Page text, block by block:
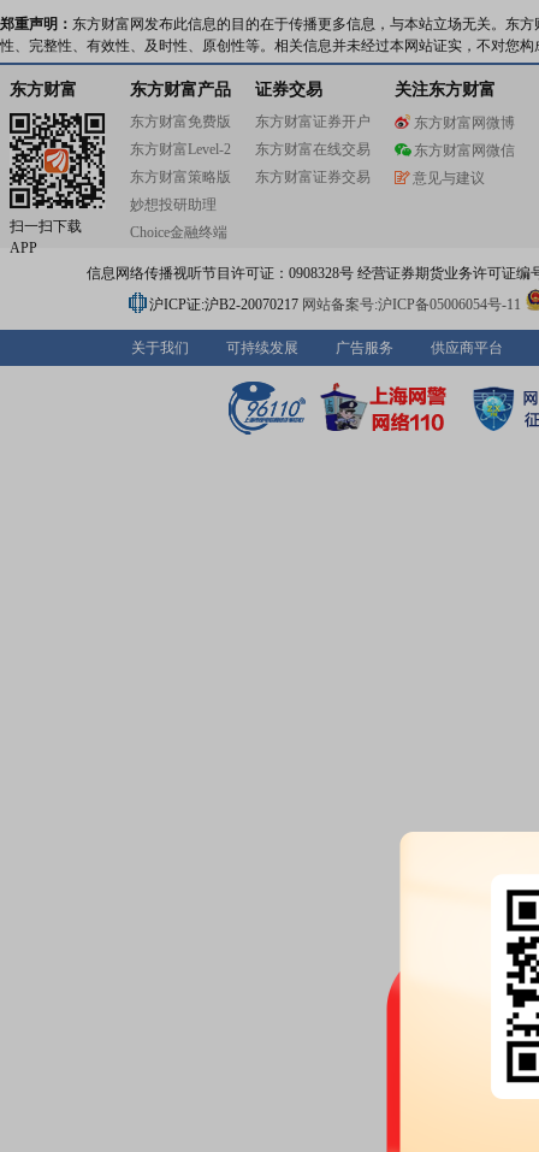
郑重声明： 东方财富网发布此信息的目的在于传播更多信息，与本站立场无关。东
性、完整性、有效性、及时性、原创性等。相关信息并未经过本网站证实，不对您
东方财富
扫一扫下载
APP
东方财富产品
东方财富免费版
东方财富Level-2
东方财富策略版
妙想投研助理
Choice金融终端
证券交易
东方财富证券开户
东方财富在线交易
东方财富证券交易
关注东方财富
东方财富网微博
东方财富网微信
意见与建议
信息网络传播视听节目许可证：0908328号 经营证券期货业务许可证编
沪ICP证:沪B2-20070217 网站备案号:沪ICP备05006054号-11
关于我们 可持续发展 广告服务 供应商平台